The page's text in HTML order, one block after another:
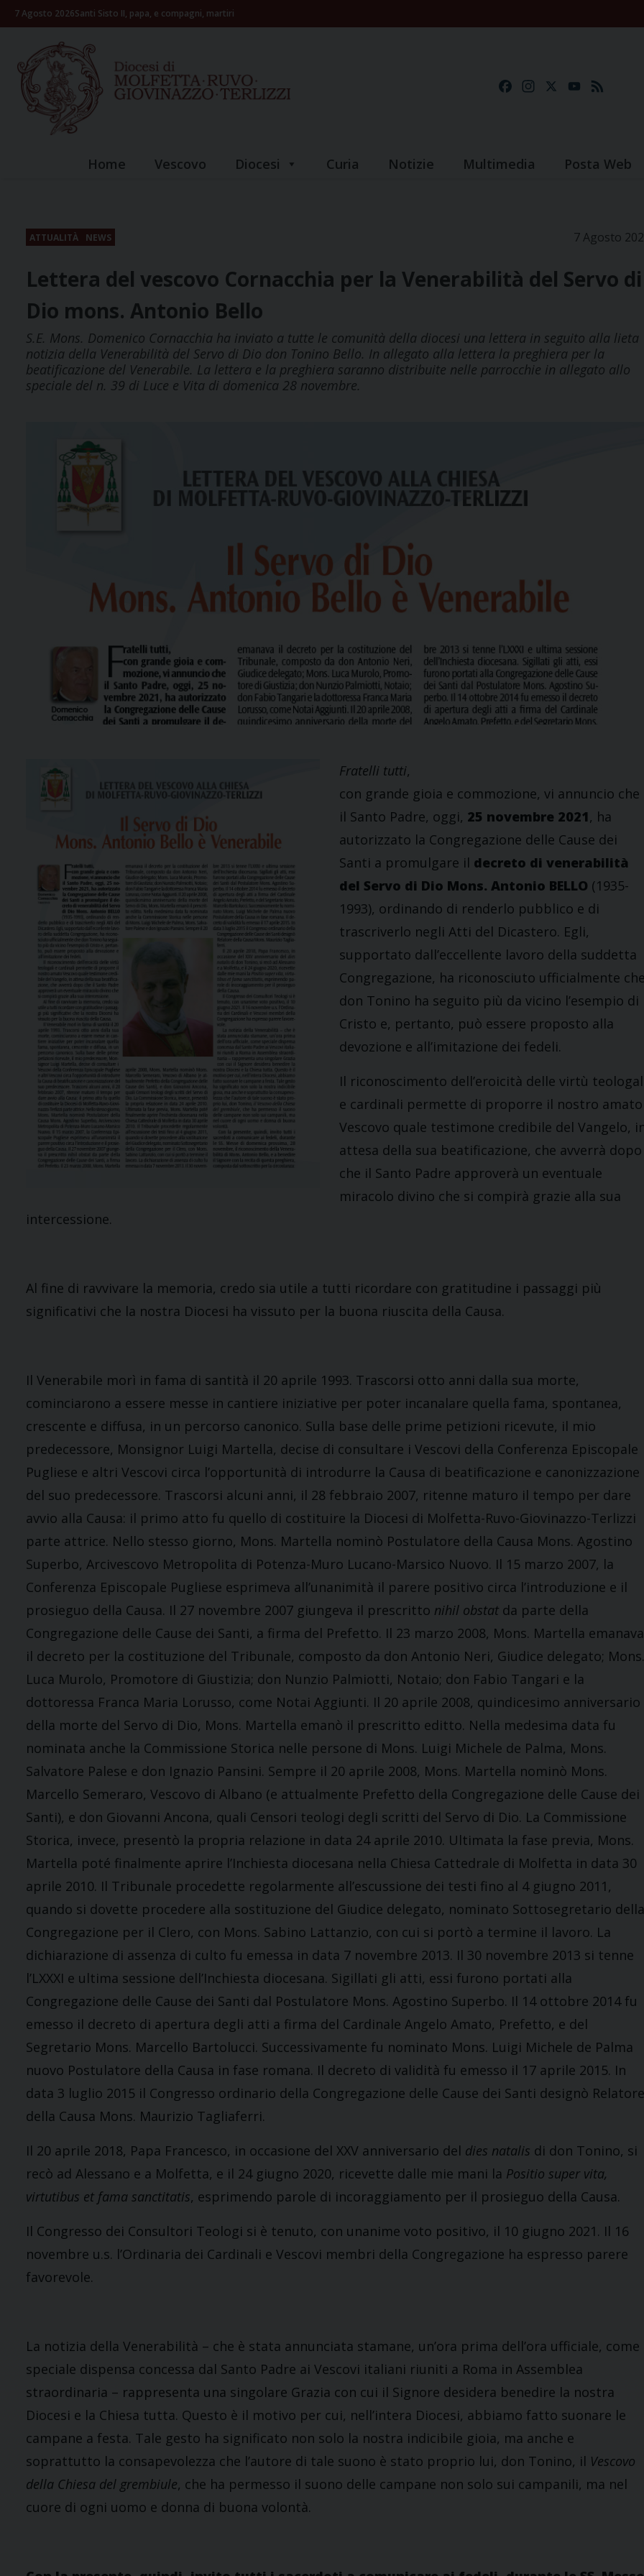
Skip7 Agosto 2026Santi Sisto II, papa, e compagni, martiri
FacebookInstagramYouTube
Home Vescovo Diocesi Curia Notizie Multimedia Posta Web
ATTUALITÀ NEWS 7 Agosto
Lettera del vescovo Cornacchia per la Venerabilità del Servo di
Dio mons. Antonio Bello
S.E. Mons. Domenico Cornacchia ha inviato a tutte le comunità della diocesi una lettera in seguito alla lieta
notizia della Venerabilità del Servo di Dio don Tonino Bello. In allegato alla lettera la preghiera per la
beatificazione del Venerabile. La lettera e la preghiera saranno distribuite nelle parrocchie in allegato allo
speciale del n. 39 di Luce e Vita di domenica 28 novembre.
Fratelli tutti,
con grande gioia e commozione, vi annuncio che
il Santo Padre, oggi, 25 novembre 2021, ha
autorizzato la Congregazione delle Cause dei
Santi a promulgare il decreto di venerabilità
del Servo di Dio Mons. Antonio BELLO (1935-
1993), ordinando di renderlo pubblico e di
trascriverlo negli Atti del Dicastero. Egli,
supportato dall’eccellente lavoro della suddetta
Congregazione, ha riconosciuto ufficialmente che
don Tonino ha seguito più da vicino l’esempio di
Cristo e, pertanto, può essere proposto alla
devozione e all’imitazione dei fedeli.
Il riconoscimento dell’eroicità delle virtù
e cardinali permette di proporre il nostro amato
Vescovo quale testimone credibile del Vangelo,
attesa della sua beatificazione, che avverrà dopo
che il Santo Padre approverà un eventuale
miracolo divino che si compirà grazie alla sua
intercessione.
Al fine di ravvivare la memoria, credo sia utile a tutti ricordare con gratitudine i passaggi più
significativi che la nostra Diocesi ha vissuto per la buona riuscita della Causa.
Il Venerabile morì in fama di santità il 20 aprile 1993. Trascorsi otto anni dalla sua morte,
cominciarono a essere messe in cantiere iniziative per poter incanalare quella fama, spontanea,
crescente e diffusa, in un percorso canonico. Sulla base delle prime petizioni ricevute, il mio
predecessore, Monsignor Luigi Martella, decise di consultare i Vescovi della Conferenza Episcopale
Pugliese e altri Vescovi circa l’opportunità di introdurre la Causa di beatificazione e canonizzazione
del suo predecessore. Trascorsi alcuni anni, il 28 febbraio 2007, ritenne maturo il tempo per dare
avvio alla Causa: il primo atto fu quello di costituire la Diocesi di Molfetta-Ruvo-Giovinazzo-Terlizzi
parte attrice. Nello stesso giorno, Mons. Martella nominò Postulatore della Causa Mons. Agostino
Superbo, Arcivescovo Metropolita di Potenza-Muro Lucano-Marsico Nuovo. Il 15 marzo 2007, la
Conferenza Episcopale Pugliese esprimeva all’unanimità il parere positivo circa l’introduzione e il
prosieguo della Causa. Il 27 novembre 2007 giungeva il prescritto nihil obstat da parte della
Congregazione delle Cause dei Santi, a firma del Prefetto. Il 23 marzo 2008, Mons. Martella emanava
il decreto per la costituzione del Tribunale, composto da don Antonio Neri, Giudice delegato; Mons.
Luca Murolo, Promotore di Giustizia; don Nunzio Palmiotti, Notaio; don Fabio Tangari e la
dottoressa Franca Maria Lorusso, come Notai Aggiunti. Il 20 aprile 2008, quindicesimo anniversario
della morte del Servo di Dio, Mons. Martella emanò il prescritto editto. Nella medesima data fu
nominata anche la Commissione Storica nelle persone di Mons. Luigi Michele de Palma, Mons.
Salvatore Palese e don Ignazio Pansini. Sempre il 20 aprile 2008, Mons. Martella nominò Mons.
Marcello Semeraro, Vescovo di Albano (e attualmente Prefetto della Congregazione delle Cause dei
Santi), e don Giovanni Ancona, quali Censori teologi degli scritti del Servo di Dio. La Commissione
Storica, invece, presentò la propria relazione in data 24 aprile 2010. Ultimata la fase previa, Mons.
Martella poté finalmente aprire l’Inchiesta diocesana nella Chiesa Cattedrale di Molfetta in data 30
aprile 2010. Il Tribunale procedette regolarmente all’escussione dei testi fino al 4 giugno 2011,
quando si dovette procedere alla sostituzione del Giudice delegato, nominato Sottosegretario della
Congregazione per il Clero, con Mons. Sabino Lattanzio, con cui si portò a termine il lavoro. La
dichiarazione di assenza di culto fu emessa in data 7 novembre 2013. Il 30 novembre 2013 si tenne
l’LXXXI e ultima sessione dell’Inchiesta diocesana. Sigillati gli atti, essi furono portati alla
Congregazione delle Cause dei Santi dal Postulatore Mons. Agostino Superbo. Il 14 ottobre 2014 fu
emesso il decreto di apertura degli atti a firma del Cardinale Angelo Amato, Prefetto, e del
Segretario Mons. Marcello Bartolucci. Successivamente fu nominato Mons. Luigi Michele de Palma
nuovo Postulatore della Causa in fase romana. Il decreto di validità fu emesso il 17 aprile 2015. In
data 3 luglio 2015 il Congresso ordinario della Congregazione delle Cause dei Santi designò Relatore
della Causa Mons. Maurizio Tagliaferri.
Il 20 aprile 2018, Papa Francesco, in occasione del XXV anniversario del dies natalis di don Tonino, si
recò ad Alessano e a Molfetta, e il 24 giugno 2020, ricevette dalle mie mani la Positio super vita,
virtutibus et fama sanctitatis, esprimendo parole di incoraggiamento per il prosieguo della Causa.
Il Congresso dei Consultori Teologi si è tenuto, con unanime voto positivo, il 10 giugno 2021. Il 16
novembre u.s. l’Ordinaria dei Cardinali e Vescovi membri della Congregazione ha espresso parere
favorevole.
La notizia della Venerabilità – che è stata annunciata stamane, un’ora prima dell’ora ufficiale, come
speciale dispensa concessa dal Santo Padre ai Vescovi italiani riuniti a Roma in Assemblea
straordinaria – rappresenta una singolare Grazia con cui il Signore desidera benedire la nostra
Diocesi e la Chiesa tutta. Questo è il motivo per cui, nell’intera Diocesi, abbiamo fatto suonare le
campane a festa. Tale gesto ha significato non solo la nostra indicibile gioia, ma anche e
soprattutto la consapevolezza che l’autore di tale suono è stato proprio lui, don Tonino, il Vescovo
della Chiesa del grembiule, che ha permesso il suono delle campane non solo sui campanili, ma nel
cuore di ogni uomo e donna di buona volontà.